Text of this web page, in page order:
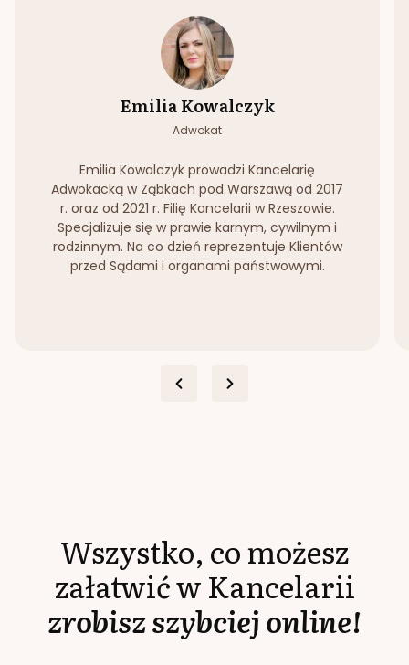
Emilia Kowalczyk
Adwokat
Emilia Kowalczyk prowadzi Kancelarię
Adwokacką w Ząbkach pod Warszawą od 2017
r. oraz od 2021 r. Filię Kancelarii w Rzeszowie.
Specjalizuje się w prawie karnym, cywilnym i
rodzinnym. Na co dzień reprezentuje Klientów
przed Sądami i organami państwowymi.
Wszystko, co możesz
załatwić w Kancelarii
zrobisz szybciej online!